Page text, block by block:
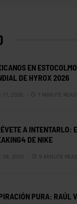
EN
DE HYROX 2026
17, 2026 1 MINUTE READ
A INTENTARLO:
DE NIKE
29, 2025 9 MINUTE READ
PURA: RAÚL